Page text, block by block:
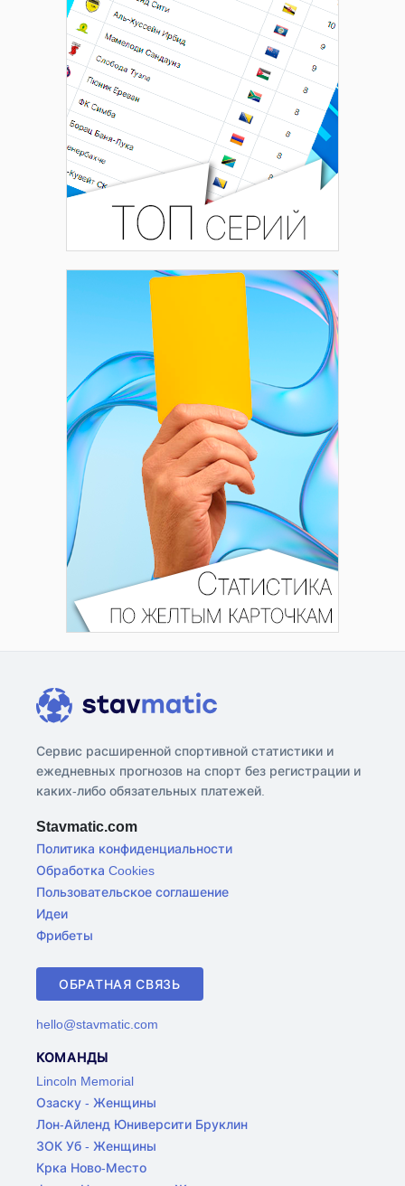
Сервис расширенной спортивной статистики и
ежедневных прогнозов на спорт без регистрации и
каких-либо обязательных платежей.
Stavmatic.com
Политика конфиденциальности
Обработка Cookies
Пользовательское соглашение
Идеи
Фрибеты
ОБРАТНАЯ СВЯЗЬ
hello@stavmatic.com
КОМАНДЫ
Lincoln Memorial
Озаску - Женщины
Лон-Айленд Юниверсити Бруклин
ЗОК Уб - Женщины
Крка Ново-Место